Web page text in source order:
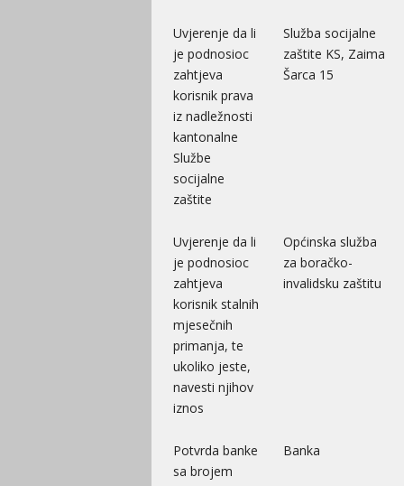
Uvjerenje da li
je podnosioc
zahtjeva
korisnik prava
iz nadležnosti
kantonalne
Službe
socijalne
zaštite
Služba socijalne
zaštite KS, Zaima
Šarca 15
Uvjerenje da li
je podnosioc
zahtjeva
korisnik stalnih
mjesečnih
primanja, te
ukoliko jeste,
navesti njihov
iznos
Općinska služba
za boračko-
invalidsku zaštitu
Potvrda banke
sa brojem
Banka